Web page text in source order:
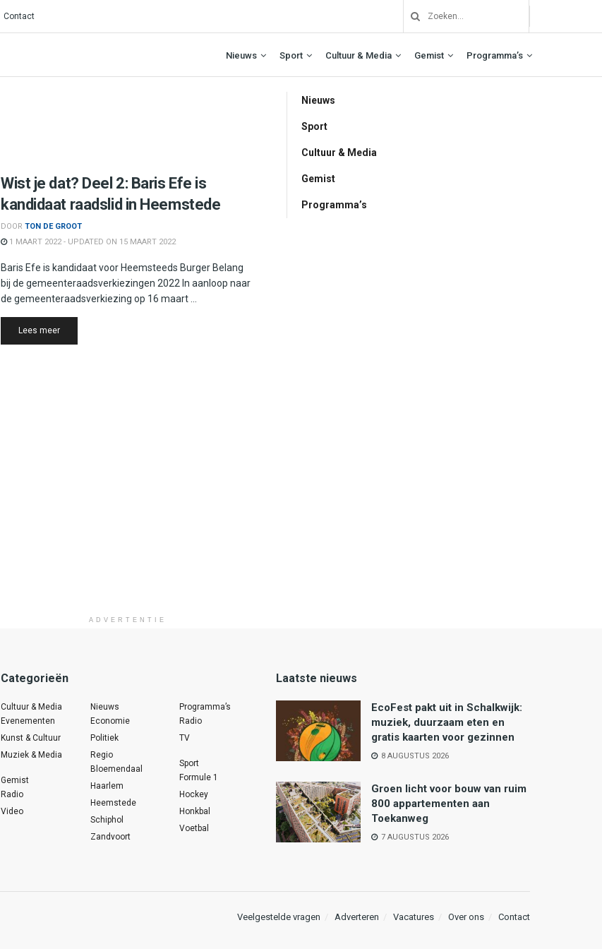
Contact
Nieuws Sport Cultuur & Media Gemist Programma’s
Wist je dat? Deel 2: Baris Efe is
kandidaat raadslid in Heemstede
DOOR TON DE GROOT
1 MAART 2022 - UPDATED ON 15 MAART 2022
Baris Efe is kandidaat voor Heemsteeds Burger Belang
bij de gemeenteraadsverkiezingen 2022 In aanloop naar
de gemeenteraadsverkiezing op 16 maart ...
Lees meerDetails
Nieuws
Sport
Cultuur & Media
Gemist
Programma’s
ADVERTENTIE
Categorieën
Cultuur & Media
Evenementen
Kunst & Cultuur
Muziek & Media
Gemist
Radio
Video
Nieuws
Economie
Politiek
Regio
Bloemendaal
Haarlem
Heemstede
Schiphol
Zandvoort
Programma’s
Radio
TV
Sport
Formule 1
Hockey
Honkbal
Voetbal
Laatste nieuws
EcoFest pakt uit in Schalkwijk:
muziek, duurzaam eten en
gratis kaarten voor gezinnen
8 AUGUSTUS 2026
Groen licht voor bouw van ruim
800 appartementen aan
Toekanweg
7 AUGUSTUS 2026
Veelgestelde vragen Adverteren Vacatures Over ons Contact